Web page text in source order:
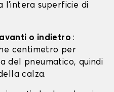
l'intera superficie di
o indietro:
centimetro per
del pneumatico, quindi
calza.